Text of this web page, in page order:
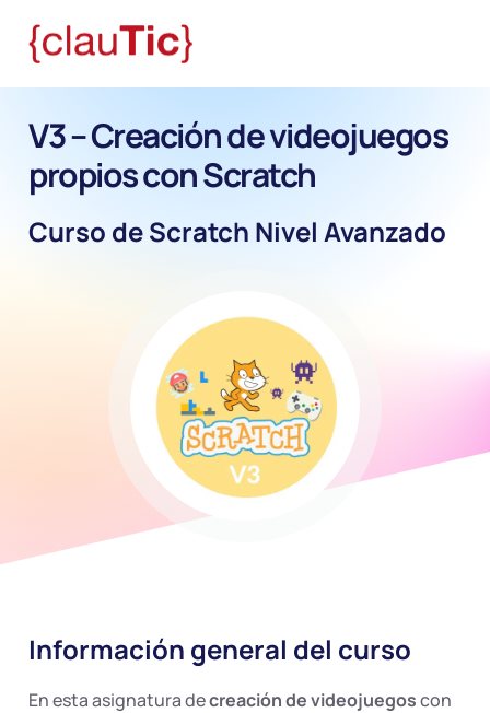
V3 – Creación de videojuegos
propios con Scratch
Curso de Scratch Nivel Avanzado
Información general del curso
En esta asignatura decreación de videojuegoscon